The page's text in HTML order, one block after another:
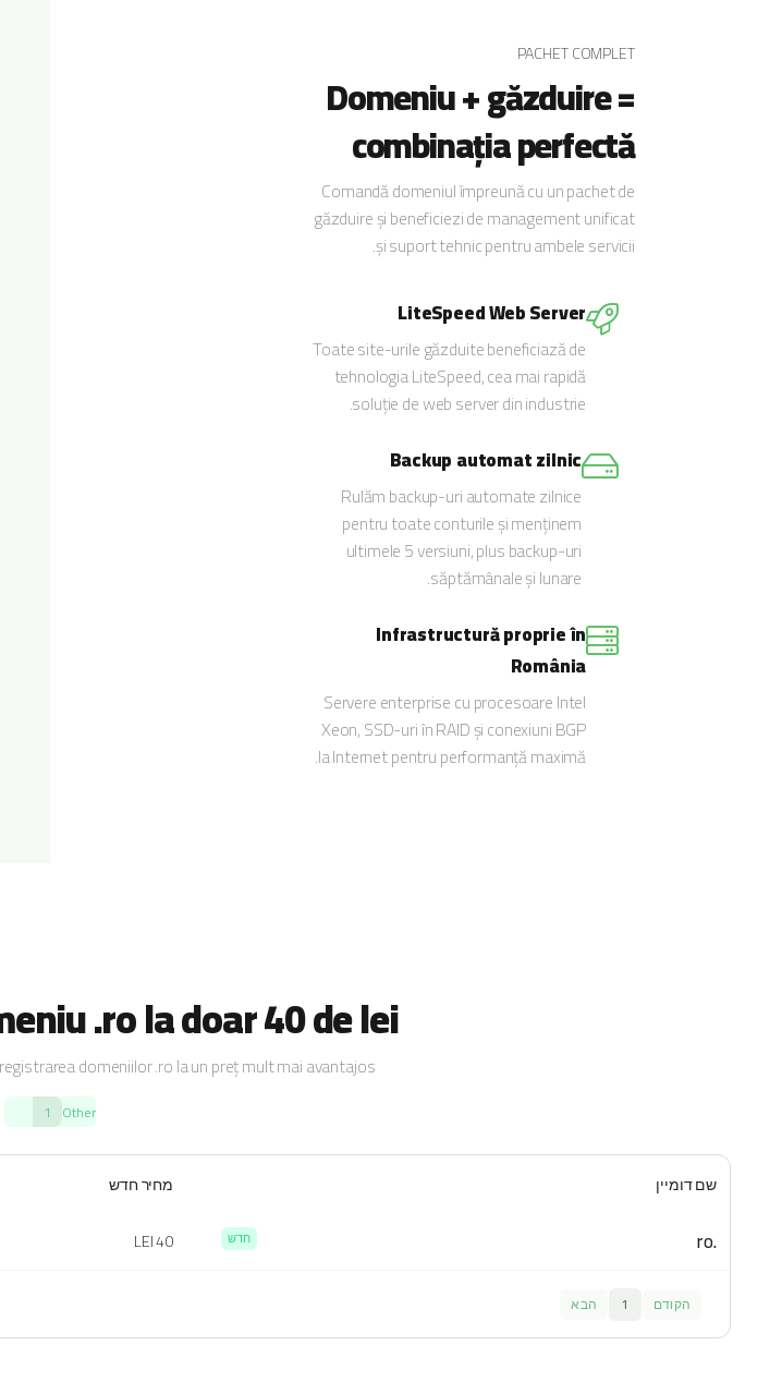
PACHET COMPLET
Domeniu + găzduire =
combinația perfectă
Comandă domeniul împreună cu un pachet de
găzduire și beneficiezi de management unificat
și suport tehnic pentru ambele servicii.
LiteSpeed Web Server
Toate site-urile găzduite beneficiază de
tehnologia LiteSpeed, cea mai rapidă
soluție de web server din industrie.
Backup automat zilnic
Rulăm backup-uri automate zilnice
pentru toate conturile și menținem
ultimele 5 versiuni, plus backup-uri
săptămânale și lunare.
Infrastructură proprie în
România
Servere enterprise cu procesoare Intel
Xeon, SSD-uri în RAID și conexiuni BGP
la Internet pentru performanță maximă.
.ro la doar 40 de lei
domeniilor .ro la un preț mult mai avantajos.
Other
1
שם דומיין מחיר חדש
.ro חדש 40 LEI
הקודם 1 הבא